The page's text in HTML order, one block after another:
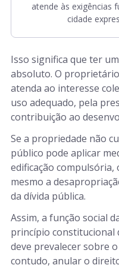
atende às exigências
cidade
Isso significa que ter
absoluto. O
atenda ao interesse
uso adequado, pela
contribuição ao
Se a propriedade não
público pode aplicar
edificação
mesmo a
da dívida pública.
Assim, a função social
princípio constitucional
deve prevalecer sobre
contudo, anular o